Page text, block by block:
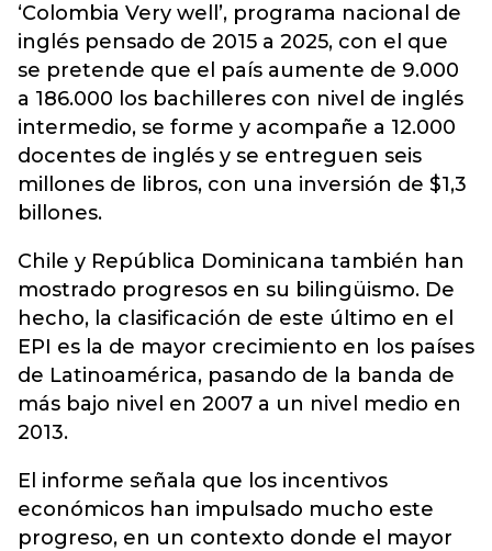
‘Colombia Very well’, programa nacional de
inglés pensado de 2015 a 2025, con el que
se pretende que el país aumente de 9.000
a 186.000 los bachilleres con nivel de inglés
intermedio, se forme y acompañe a 12.000
docentes de inglés y se entreguen seis
millones de libros, con una inversión de $1,3
billones.
Chile y República Dominicana también han
mostrado progresos en su bilingüismo. De
hecho, la clasificación de este último en el
EPI es la de mayor crecimiento en los países
de Latinoamérica, pasando de la banda de
más bajo nivel en 2007 a un nivel medio en
2013.
El informe señala que los incentivos
económicos han impulsado mucho este
progreso, en un contexto donde el mayor